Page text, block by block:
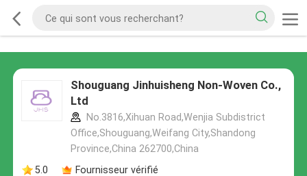
Shouguang Jinhuisheng Non-Woven Co.,
Ltd
No.3816,Xihuan Road,Wenjia Subdistrict
Office,Shouguang,Weifang City,Shandong
Province,China 262700,China
5.0
Fournisseur vérifié